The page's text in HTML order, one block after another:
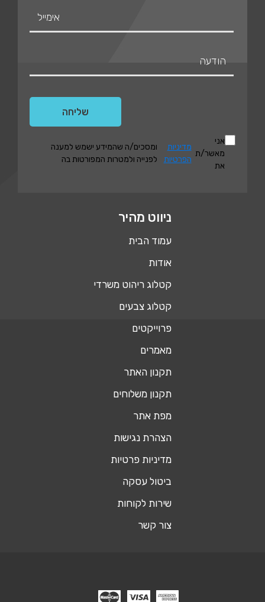
אני
מאשר/ת
את
מדיניות
הפרטיות
ומסכים/ה שהמידע ישמש למענה
לפנייה ולמטרות המפורטות בה
ניווט מהיר
עמוד הבית
אודות
קטלוג ריהוט משרדי
קטלוג צבעים
פרוייקטים
מאמרים
תקנון האתר
תקנון משלוחים
מפת אתר
הצהרת נגישות
מדיניות פרטיות
ביטול עסקה
שירות לקוחות
צור קשר